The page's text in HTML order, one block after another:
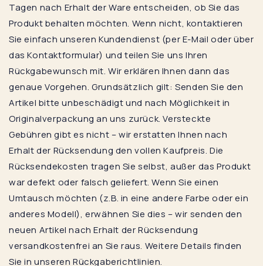
Tagen nach Erhalt der Ware entscheiden, ob Sie das
Produkt behalten möchten. Wenn nicht, kontaktieren
Sie einfach unseren Kundendienst (per E-Mail oder über
das Kontaktformular) und teilen Sie uns Ihren
Rückgabewunsch mit. Wir erklären Ihnen dann das
genaue Vorgehen. Grundsätzlich gilt: Senden Sie den
Artikel bitte unbeschädigt und nach Möglichkeit in
Originalverpackung an uns zurück. Versteckte
Gebühren gibt es nicht – wir erstatten Ihnen nach
Erhalt der Rücksendung den vollen Kaufpreis. Die
Rücksendekosten tragen Sie selbst, außer das Produkt
war defekt oder falsch geliefert. Wenn Sie einen
Umtausch möchten (z.B. in eine andere Farbe oder ein
anderes Modell), erwähnen Sie dies – wir senden den
neuen Artikel nach Erhalt der Rücksendung
versandkostenfrei an Sie raus. Weitere Details finden
Sie in unseren Rückgaberichtlinien.